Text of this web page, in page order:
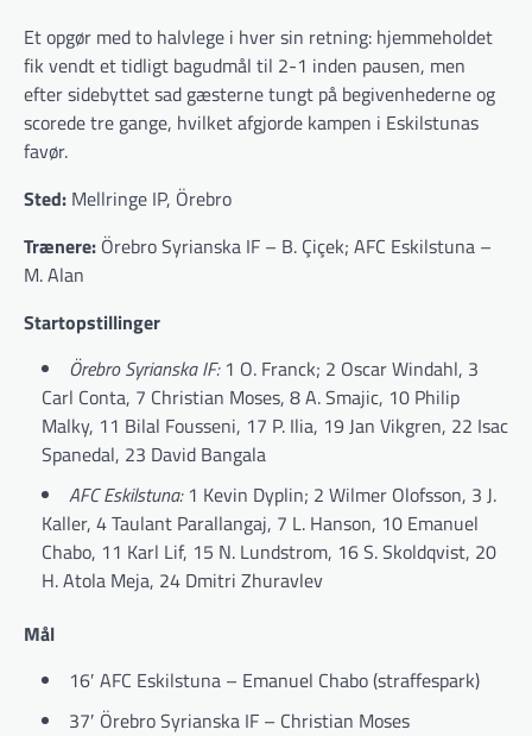
Et opgør med to halvlege i hver sin retning: hjemmeholdet
fik vendt et tidligt bagudmål til 2-1 inden pausen, men
efter sidebyttet sad gæsterne tungt på begivenhederne og
scorede tre gange, hvilket afgjorde kampen i Eskilstunas
favør.
Sted: Mellringe IP, Örebro
Trænere: Örebro Syrianska IF – B. Çiçek; AFC Eskilstuna –
M. Alan
Startopstillinger
Örebro Syrianska IF:1 O. Franck; 2 Oscar Windahl, 3
Carl Conta, 7 Christian Moses, 8 A. Smajic, 10 Philip
Malky, 11 Bilal Fousseni, 17 P. Ilia, 19 Jan Vikgren, 22 Isac
Spanedal, 23 David Bangala
AFC Eskilstuna:1 Kevin Dyplin; 2 Wilmer Olofsson, 3 J.
Kaller, 4 Taulant Parallangaj, 7 L. Hanson, 10 Emanuel
Chabo, 11 Karl Lif, 15 N. Lundstrom, 16 S. Skoldqvist, 20
H. Atola Meja, 24 Dmitri Zhuravlev
Mål
16′ AFC Eskilstuna – Emanuel Chabo (straffespark)
37′ Örebro Syrianska IF – Christian Moses